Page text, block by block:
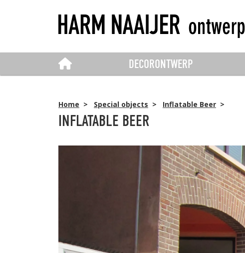
DECORONTWERP
Home > Special objects > Inflatable Beer >
INFLATABLE BEER